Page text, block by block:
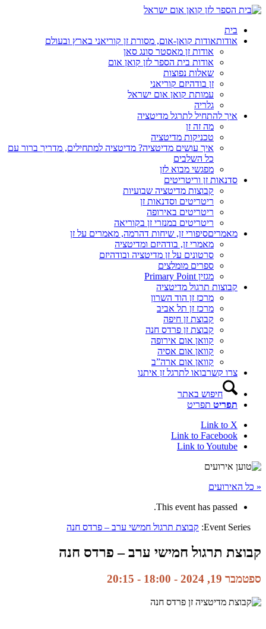
בית
אודותאודות קואן-אום, מסורת זן קוריאני בארץ ובעולם
אודות זן מאסטר סונג סאן
אודות בית הספר לזן קואן אום
שאלות נפוצות
זן בודהיזם קוריאני
עמותת קואן אום ישראל
גלריה
איך להתחיל לתרגל מדיטציה
מה זה זן
טכניקות מדיטציה
איך עושים מדיטציה? מדיטציה למתחילים, מדריך ברור עם
כל השלבים
מפגשי מבוא לזן
סדנאות זן וריטריטים
קבוצות מדיטציה שבועיות
ריטריטים וסדנאות זן
ריטריטים באירופה
ריטריטים במנזרי זן בקוריאה
מאמריםסיפורי זן, שיחות דהרמה, מאמרים על זן
מאמרי זן, בודהיזם ומדיטציה
סרטונים על זן מדיטציה ובודהיזם
ספרים מומלצים
מגזין Primary Point
קבוצות תרגול מדיטציה
מרכז זן הוד השרון
מרכז זן תל אביב
קבוצת זן חיפה
קבוצת זן פרדס חנה
קוואן אום אירופה
קוואן אום אסיה
קוואן אום ארה”ב
צרו קשרבואו לתרגל זן איתנו
חיפוש באתר
תפריט תפריט
Link to X
Link to Facebook
Link to Youtube
« כל האירועים
This event has passed.
Event Series: קבוצת תרגול חמישי ערב – פרדס חנה
קבוצת תרגול חמישי ערב – פרדס חנה
ספטמבר 19, 2024 - 18:00 -
20:15